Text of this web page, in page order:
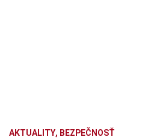
AKTUALITY, BEZPEČNOSŤ